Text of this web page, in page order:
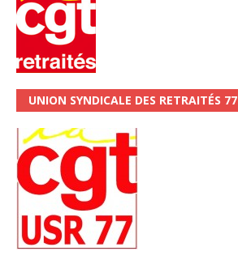
UNION SYNDICALE DES RETRAITÉS 77